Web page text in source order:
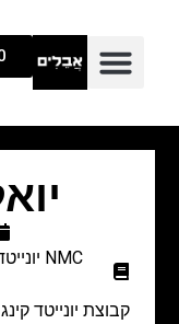
NMC יונייטד
קבוצת יונייטד